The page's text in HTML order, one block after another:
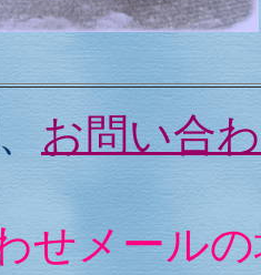
お問い合
せメール